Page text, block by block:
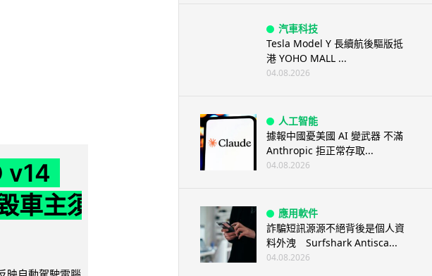
v14
車主須
汽車科技
Tesla Model Y 長續航後驅版抵
港 YOHO MALL ...
04.08.2026
人工智能
據報中國憂美國 AI 變武器 不滿
Anthropic 拒正常存取...
04.08.2026
應用軟件
詐騙短訊源源不絕背後是個人資
料外洩 Surfshark Antisca...
04.08.2026